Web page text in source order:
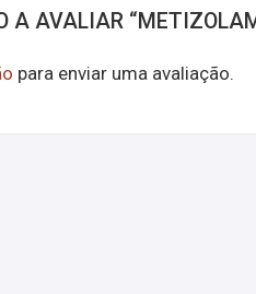
A AVALIAR
para enviar uma avaliação.